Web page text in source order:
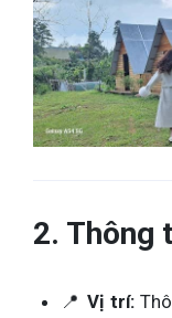
2. Thông
📍 Vị trí: